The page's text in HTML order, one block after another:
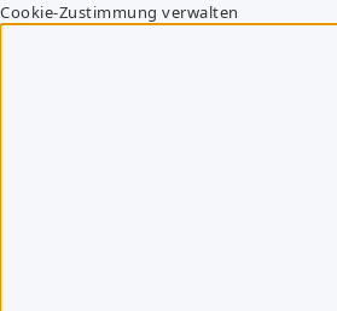
Cookie-Zustimmung verwalten